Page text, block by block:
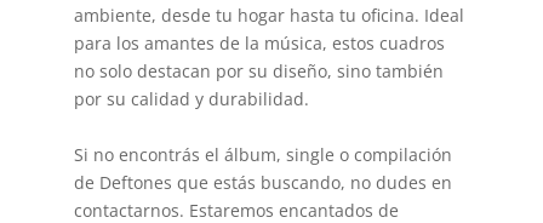
ambiente, desde tu hogar hasta tu oficina. Ideal
para los amantes de la música, estos cuadros
no solo destacan por su diseño, sino también
por su calidad y durabilidad.
Si no encontrás el álbum, single o compilación
de Deftones que estás buscando, no dudes en
contactarnos. Estaremos encantados de